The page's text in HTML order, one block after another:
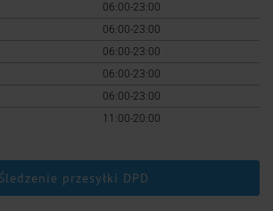
06:00-23:00
06:00-23:00
06:00-23:00
06:00-23:00
06:00-23:00
11:00-20:00
Śledzenie przesyłki DPD